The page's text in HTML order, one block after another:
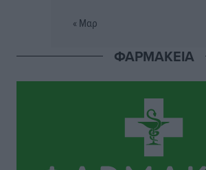
Αθλητικά• πριν 12 ώρες
Σι Τζέι Χάρις: «Να πανηγυρίσουμε
« Μαρ
ΦΑΡΜΑΚΕΙΑ